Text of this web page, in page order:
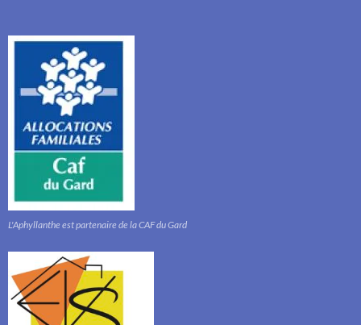
L'Aphyllanthe est partenaire de la CAF du Gard